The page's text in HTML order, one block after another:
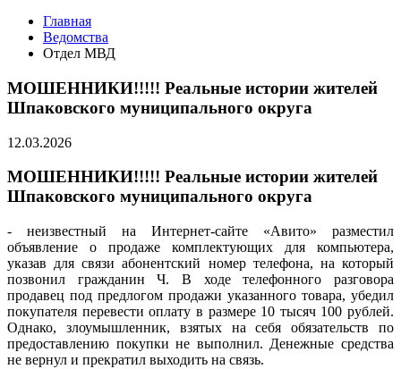
Главная
Ведомства
Отдел МВД
МОШЕННИКИ!!!!! Реальные истории жителей
Шпаковского муниципального округа
12.03.2026
МОШЕННИКИ!!!!! Реальные истории жителей
Шпаковского муниципального округа
- неизвестный на Интернет-сайте «Авито» разместил
объявление о продаже комплектующих для компьютера,
указав для связи абонентский номер телефона, на который
позвонил гражданин Ч. В ходе телефонного разговора
продавец под предлогом продажи указанного товара, убедил
покупателя перевести оплату в размере 10 тысяч 100 рублей.
Однако, злоумышленник, взятых на себя обязательств по
предоставлению покупки не выполнил. Денежные средства
не вернул и прекратил выходить на связь.